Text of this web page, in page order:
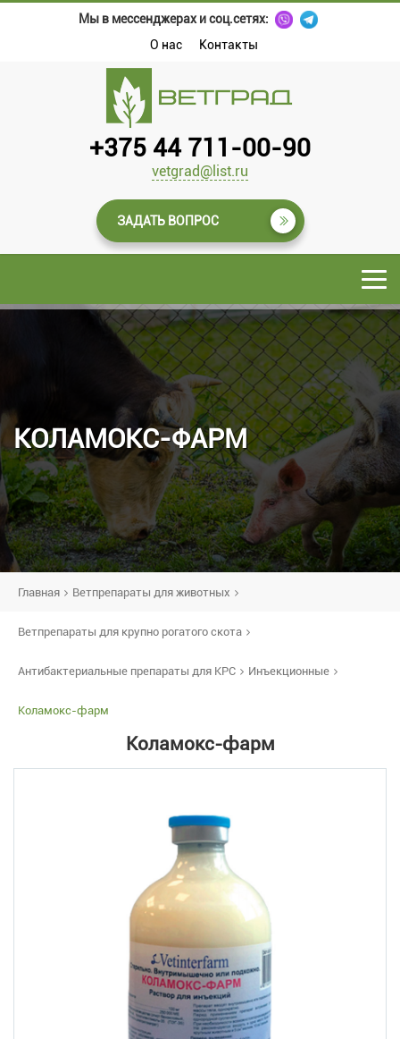
Мы в мессенджерах и соц.сетях:
О нас
Контакты
+375 44 711-00-90
vetgrad@list.ru
ЗАДАТЬ ВОПРОС
КОЛАМОКС-ФАРМ
Главная Ветпрепараты для животных
Ветпрепараты для крупно рогатого скота
Антибактериальные препараты для КРС Инъекционные
Коламокс-фарм
Коламокс-фарм